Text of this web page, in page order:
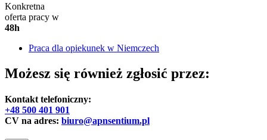
Konkretna
oferta pracy w
48h
Praca dla opiekunek w Niemczech
Możesz się również zgłosić przez:
Kontakt telefoniczny:
+48 500 401 901
CV na adres: biuro@apnsentium.pl